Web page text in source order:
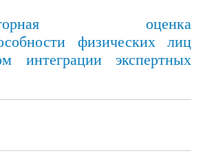
оценка
физических лиц
интеграции экспертных